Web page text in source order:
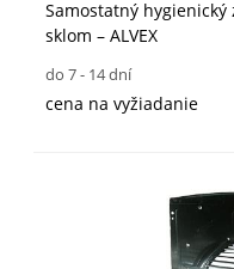
Samostatný
sklom – ALVEX
do 7 - 14 dní
cena na vyžiadanie